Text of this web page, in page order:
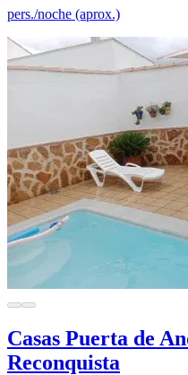
pers./noche (aprox.)
Casas Puerta de
Reconquista